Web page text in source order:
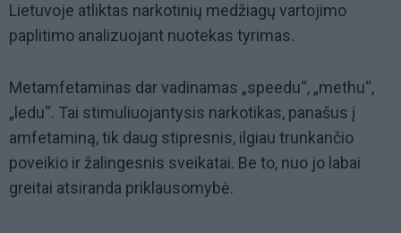
Lietuvoje atliktas narkotinių medžiagų vartojimo
paplitimo analizuojant nuotekas tyrimas.
Metamfetaminas dar vadinamas „speedu“, „methu“,
„ledu“. Tai stimuliuojantysis narkotikas, panašus į
amfetaminą, tik daug stipresnis, ilgiau trunkančio
poveikio ir žalingesnis sveikatai. Be to, nuo jo labai
greitai atsiranda priklausomybė.